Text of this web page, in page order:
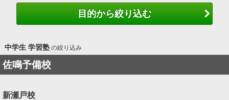
目的から絞り込む
中学生 学習塾の絞り込み
佐鳴予備校
新瀬戸校